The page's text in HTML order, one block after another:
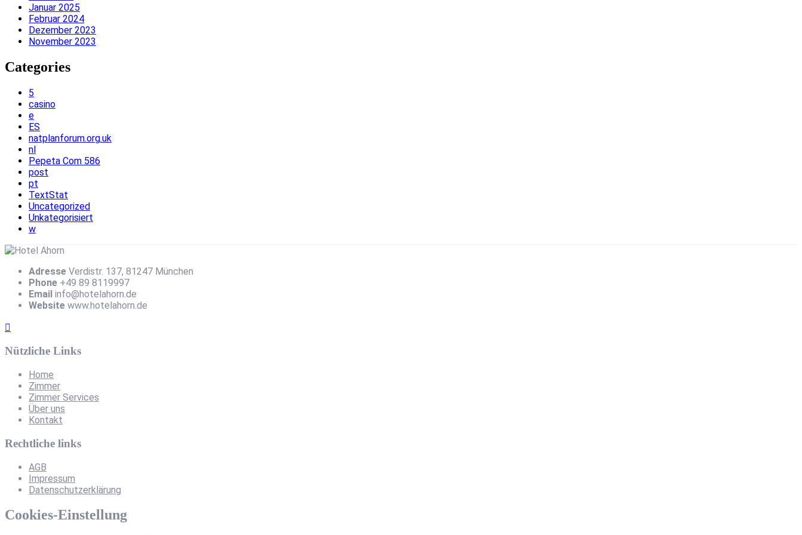
Januar 2025
Februar 2024
Dezember 2023
November 2023
Categories
5
casino
e
ES
natplanforum.org.uk
nl
Pepeta Com 586
post
pt
TextStat
Uncategorized
Unkategorisiert
w
Adresse Verdistr. 137, 81247 München
Phone +49 89 8119997
Email info@hotelahorn.de
Website www.hotelahorn.de
Nützliche Links
Home
Zimmer
Zimmer Services
Über uns
Kontakt
Rechtliche links
AGB
Impressum
Datenschutzerklärung
Cookies-Einstellung